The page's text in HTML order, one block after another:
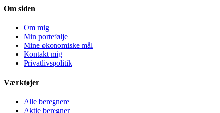
Om siden
Om mig
Min portefølje
Mine økonomiske mål
Kontakt mig
Privatlivspolitik
Værktøjer
Alle beregnere
Aktie beregner